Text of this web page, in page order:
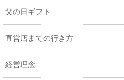
父の日ギフト
直営店までの行き方
経営理念